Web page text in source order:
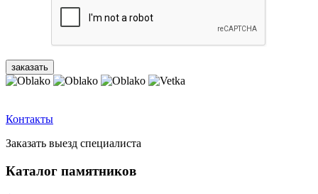
Контакты
Заказать выезд специалиста
Каталог памятников